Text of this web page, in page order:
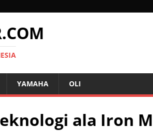
YAMAHA OLI
ala Iron